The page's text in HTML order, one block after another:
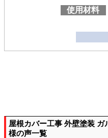
使用材料
屋根カバー工事 外壁塗装
様の声一覧